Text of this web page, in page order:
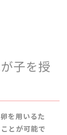
子を授
を用いるた
とが可能で